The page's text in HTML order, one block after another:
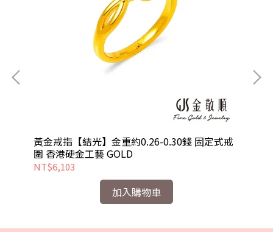
黃金戒指【結光】金重約0.26-0.30錢 固定式戒
圍 香港硬金工藝 GOLD
NT$6,103
加入購物車